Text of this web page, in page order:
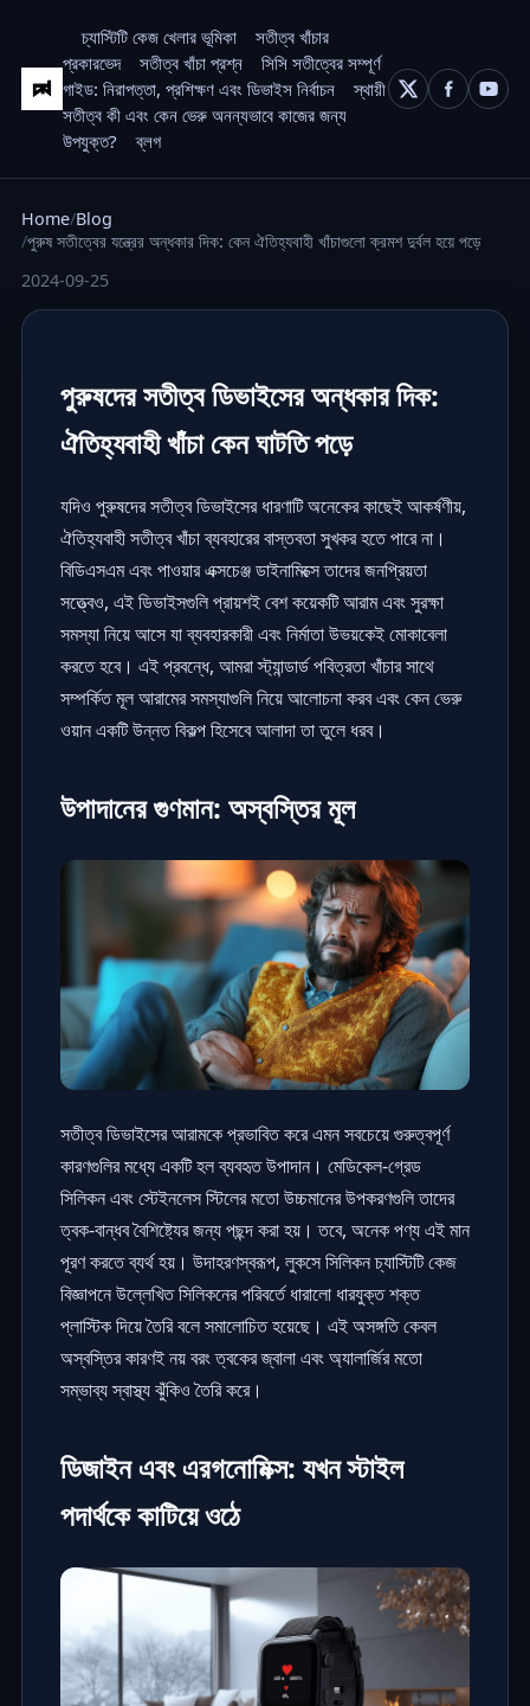
চ্যাস্টিটি কেজ খেলার ভূমিকা
সতীত্ব খাঁচার
প্রকারভেদ
সতীত্ব খাঁচা প্রশ্ন
সিসি সতীত্বের সম্পূর্ণ
গাইড: নিরাপত্তা, প্রশিক্ষণ এবং ডিভাইস নির্বাচন
স্থায়ী
সতীত্ব কী এবং কেন ভেরু অনন্যভাবে কাজের জন্য
উপযুক্ত?
ব্লগ
Home Blog
পুরুষ সতীত্বের যন্ত্রের অন্ধকার দিক: কেন ঐতিহ্যবাহী খাঁচাগুলো ক্রমশ দুর্বল হয়ে পড়ে
2024-09-25
পুরুষদের সতীত্ব ডিভাইসের অন্ধকার দিক:
ঐতিহ্যবাহী খাঁচা কেন ঘাটতি পড়ে
যদিও পুরুষদের সতীত্ব ডিভাইসের ধারণাটি অনেকের কাছেই আকর্ষণীয়,
ঐতিহ্যবাহী সতীত্ব খাঁচা ব্যবহারের বাস্তবতা সুখকর হতে পারে না।
বিডিএসএম এবং পাওয়ার এক্সচেঞ্জ ডাইনামিক্সে তাদের জনপ্রিয়তা
সত্ত্বেও, এই ডিভাইসগুলি প্রায়শই বেশ কয়েকটি আরাম এবং সুরক্ষা
সমস্যা নিয়ে আসে যা ব্যবহারকারী এবং নির্মাতা উভয়কেই মোকাবেলা
করতে হবে। এই প্রবন্ধে, আমরা স্ট্যান্ডার্ড পবিত্রতা খাঁচার সাথে
সম্পর্কিত মূল আরামের সমস্যাগুলি নিয়ে আলোচনা করব এবং কেন ভেরু
ওয়ান একটি উন্নত বিকল্প হিসেবে আলাদা তা তুলে ধরব।
উপাদানের গুণমান: অস্বস্তির মূল
সতীত্ব ডিভাইসের আরামকে প্রভাবিত করে এমন সবচেয়ে গুরুত্বপূর্ণ
কারণগুলির মধ্যে একটি হল ব্যবহৃত উপাদান। মেডিকেল-গ্রেড
সিলিকন এবং স্টেইনলেস স্টিলের মতো উচ্চমানের উপকরণগুলি তাদের
ত্বক-বান্ধব বৈশিষ্ট্যের জন্য পছন্দ করা হয়। তবে, অনেক পণ্য এই মান
পূরণ করতে ব্যর্থ হয়। উদাহরণস্বরূপ, লুকসে সিলিকন চ্যাস্টিটি কেজ
বিজ্ঞাপনে উল্লেখিত সিলিকনের পরিবর্তে ধারালো ধারযুক্ত শক্ত
প্লাস্টিক দিয়ে তৈরি বলে সমালোচিত হয়েছে। এই অসঙ্গতি কেবল
অস্বস্তির কারণই নয় বরং ত্বকের জ্বালা এবং অ্যালার্জির মতো
সম্ভাব্য স্বাস্থ্য ঝুঁকিও তৈরি করে।
ডিজাইন এবং এরগনোমিক্স: যখন স্টাইল
পদার্থকে কাটিয়ে ওঠে